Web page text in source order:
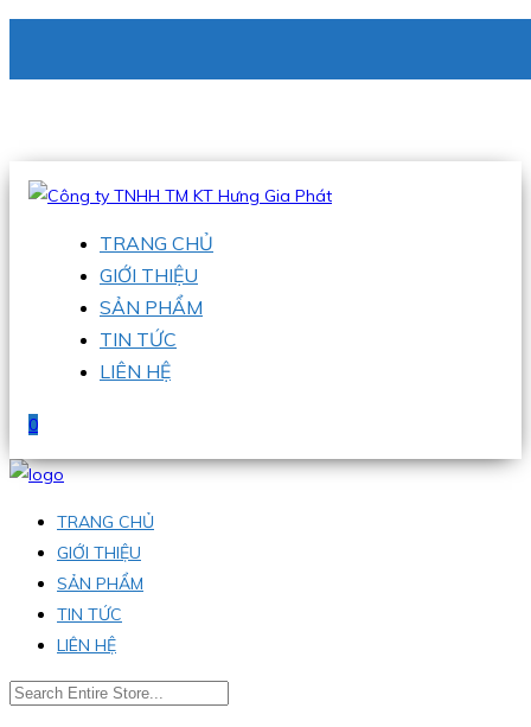
Hotline:0938 336 079
TRANG CHỦ
GIỚI THIỆU
SẢN PHẨM
TIN TỨC
LIÊN HỆ
0
TRANG CHỦ
GIỚI THIỆU
SẢN PHẨM
TIN TỨC
LIÊN HỆ